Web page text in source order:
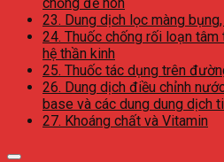
23. Dung dịch lọc màng
24. Thuốc chống rối loạn
hệ thần kinh
25. Thuốc tác dụng trên
26. Dung dịch điều chỉnh
base và các dung dung dịch
27. Khoáng chất và Vitamin